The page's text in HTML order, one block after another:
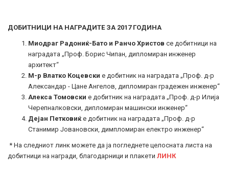
ДОБИТНИЦИ НА НАГРАДИТЕ ЗА 2017 ГОДИНА
Миодраг Радониќ-Бато и Ранчо Христов се добитници на
наградата „Проф. Борис Чипан, дипломиран инженер
архитект“
М-р Влатко Коцевски е добитник на наградата „Проф. д-р
Александар - Цане Ангелов, дипломиран градежен инженер“
Алекса Томовски е добитник на наградата „Проф. д-р Илија
Черепналковски, дипломиран машински инженер“
Дејан Петковиќе добитник на наградата „Проф. д-р
Станимир Јовановски, димпломиран електро инженер“
* На следниот линк можете да ја погледнете целосната листа на
добитници на награди, благодарници и плакети ЛИНК